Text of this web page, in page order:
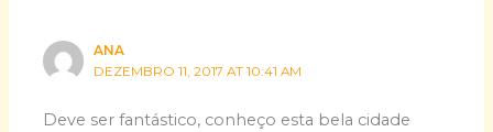
ANA
DEZEMBRO 11, 2017 AT 10:41 AM
Deve ser fantástico, conheço esta bela cidade